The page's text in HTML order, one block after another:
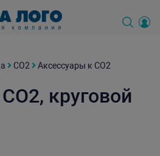
СО2 Аксессуары к СО2
круговой